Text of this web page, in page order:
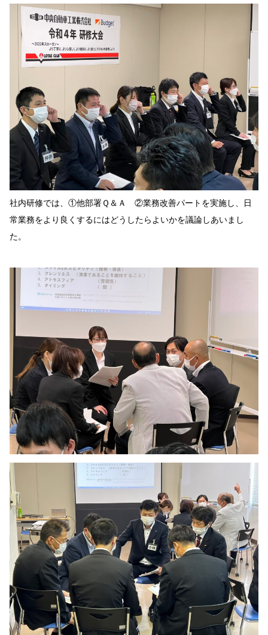
社内研修では、①他部署Ｑ＆Ａ ②業務改善パートを実施し、日
常業務をより良くするにはどうしたらよいかを議論しあいまし
た。